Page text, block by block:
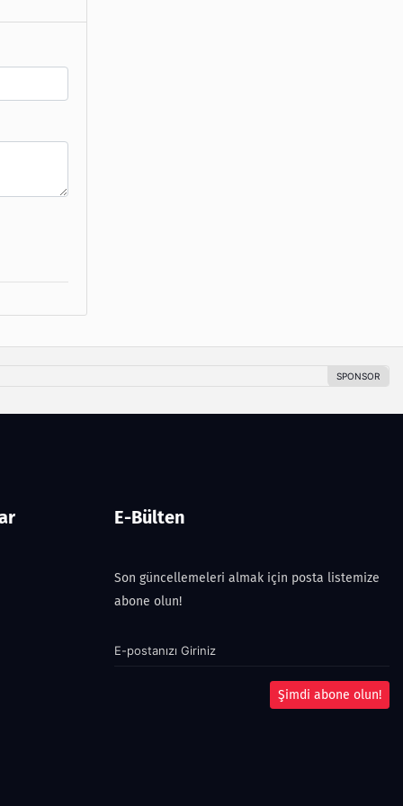
E-Bülten
Son güncellemeleri almak için posta listemize
abone olun!
Şimdi abone olun!